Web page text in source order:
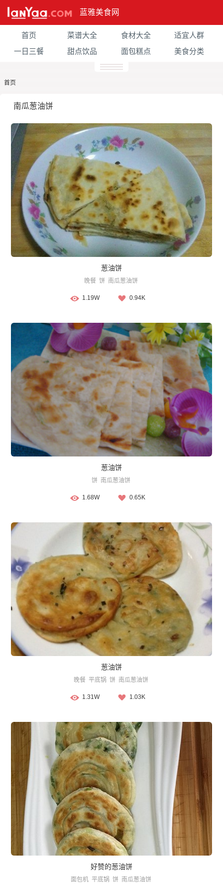
蓝雅美食网
首页 菜谱大全 食材大全
适宜人群
一日三餐
甜点饮品 面包糕点 美食分类
首页
南瓜葱油饼
葱油饼
晚餐 饼 南瓜葱油饼
1.19W 0.94K
葱油饼
饼 南瓜葱油饼
1.68W 0.65K
葱油饼
晚餐 平底锅 饼 南瓜葱油饼
1.31W 1.03K
好赞的葱油饼
面包机 平底锅 饼 南瓜葱油饼